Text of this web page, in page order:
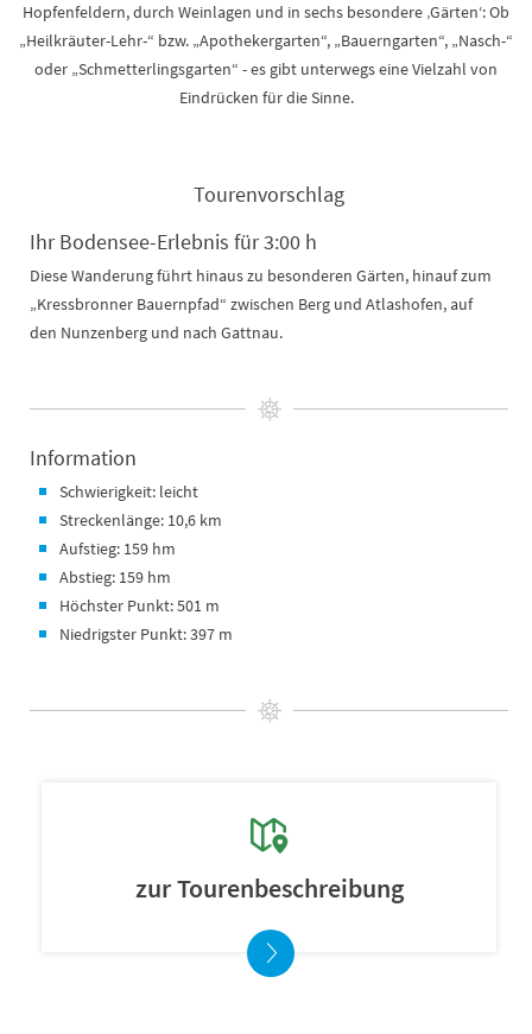
Hopfenfeldern, durch Weinlagen und in sechs besondere ‚Gärten‘: Ob
„Heilkräuter-Lehr-“ bzw. „Apothekergarten“, „Bauerngarten“, „Nasch-“
oder „Schmetterlingsgarten“ - es gibt unterwegs eine Vielzahl von
Eindrücken für die Sinne.
Tourenvorschlag
Ihr Bodensee-Erlebnis für 3:00 h
Diese Wanderung führt hinaus zu besonderen Gärten, hinauf zum
„Kressbronner Bauernpfad“ zwischen Berg und Atlashofen, auf
den Nunzenberg und nach Gattnau.
Information
Schwierigkeit: leicht
Streckenlänge: 10,6 km
Aufstieg: 159 hm
Abstieg: 159 hm
Höchster Punkt: 501 m
Niedrigster Punkt: 397 m
zur Tourenbeschreibung